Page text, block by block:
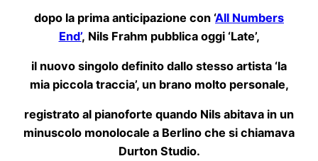
dopo la prima anticipazione con ‘All Numbers
End’, Nils Frahm pubblica oggi ‘Late’,
il nuovo singolo definito dallo stesso artista ‘la
mia piccola traccia’, un brano molto personale,
registrato al pianoforte quando Nils abitava in un
minuscolo monolocale a Berlino che si chiamava
Durton Studio.